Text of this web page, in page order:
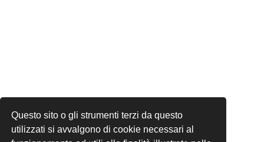
Questo sito o gli strumenti terzi da questo
utilizzati si avvalgono di cookie necessari al